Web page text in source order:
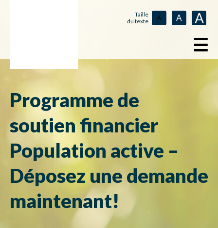
Taille
du texte
A A A
☰
Programme de
soutien financier
Population active –
Déposez une demande
maintenant!